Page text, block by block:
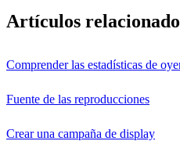
Artículos
Comprender las estadísticas de
Fuente de las reproducciones
Crear una campaña de display